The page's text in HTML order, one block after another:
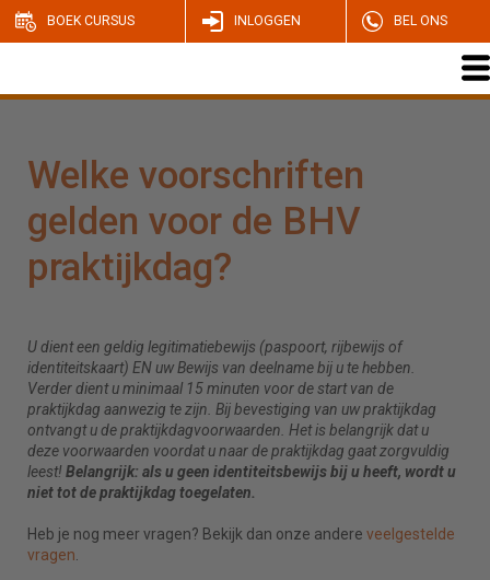
BOEK CURSUS INLOGGEN BEL ONS
Welke voorschriften
gelden voor de BHV
praktijkdag?
U dient een geldig legitimatiebewijs (paspoort, rijbewijs of
identiteitskaart) EN uw Bewijs van deelname bij u te hebben.
Verder dient u minimaal 15 minuten voor de start van de
praktijkdag aanwezig te zijn. Bij bevestiging van uw praktijkdag
ontvangt u de praktijkdagvoorwaarden. Het is belangrijk dat u
deze voorwaarden voordat u naar de praktijkdag gaat zorgvuldig
leest! Belangrijk: als u geen identiteitsbewijs bij u heeft, wordt u
niet tot de praktijkdag toegelaten.
Heb je nog meer vragen? Bekijk dan onze andere veelgestelde
vragen.